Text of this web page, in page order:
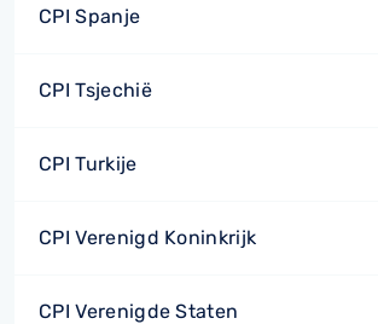
CPI Spanje
CPI Tsjechië
CPI Turkije
CPI Verenigd Koninkrijk
CPI Verenigde Staten